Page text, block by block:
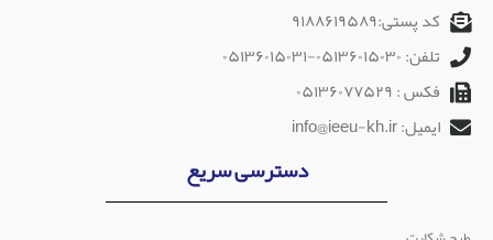
کد پستی:۹۱۸۸۶۱۹۵۸۹
تلفن: ۰۵۱۳۶۰۱۵۰۳۰-۰۵۱۳۶۰۱۵۰۳۱
فکس : ۰۵۱۳۶۰۷۷۵۲۹
ایمیل: info@ieeu-kh.ir
دسترسی سریع